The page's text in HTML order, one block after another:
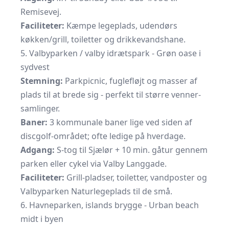
Remisevej.
Faciliteter: Kæmpe legeplads, udendørs
køkken/grill, toiletter og drikkevandshane.
5. Valbyparken / valby idrætspark - Grøn oase i
sydvest
Stemning: Parkpicnic, fuglefløjt og masser af
plads til at brede sig - perfekt til større venner-
samlinger.
Baner: 3 kommunale baner lige ved siden af
discgolf-området; ofte ledige på hverdage.
Adgang: S-tog til Sjælør + 10 min. gåtur gennem
parken eller cykel via Valby Langgade.
Faciliteter: Grill-pladser, toiletter, vandposter og
Valbyparken Naturlegeplads til de små.
6. Havneparken, islands brygge - Urban beach
midt i byen